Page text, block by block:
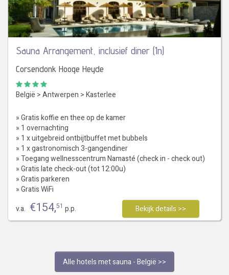
Sauna Arrangement, inclusief diner (1n)
Corsendonk Hooge Heyde
België >Antwerpen >Kasterlee
» Gratis koffie en thee op de kamer
» 1 overnachting
» 1 x uitgebreid ontbijtbuffet met bubbels
» 1 x gastronomisch 3-gangendiner
» Toegang wellnesscentrum Namasté (check in - check out)
» Gratis late check-out (tot 12:00u)
» Gratis parkeren
» Gratis WiFi
v.a. €154,51 p.p. Bekijk details >>
Alle hotels met sauna - België >>